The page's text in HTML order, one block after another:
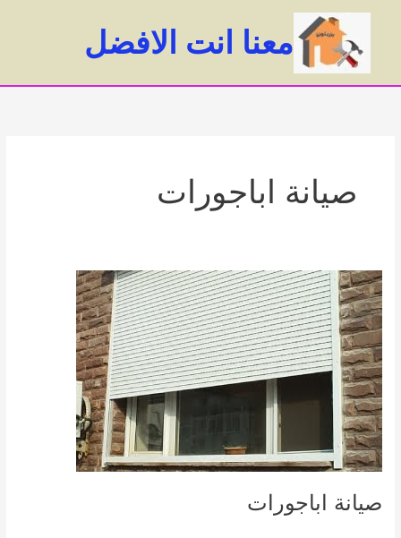
المحتوى
معنا انت الافضل
صيانة اباجورات
صيانة اباجورات